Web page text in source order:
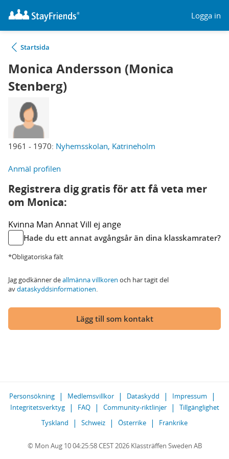
Logga in
Startsida
Monica Andersson (Monica
Stenberg)
1961 - 1970: Nyhemsskolan, Katrineholm
Anmäl profilen
Registrera dig gratis för att få veta mer
om Monica:
Kvinna Man AnnatVill ej ange
Hade du ett annat avgångsår än dina klasskamrater?
*Obligatoriska fält
Jag godkänner deallmänna villkoren och har tagit del
avdataskyddsinformationen.
Lägg till som kontakt
Personsökning Medlemsvillkor Dataskydd
Impressum
Integritetsverktyg
FAQ Community-riktlinjer
Tillgänglighet
Tyskland
Schweiz Österrike Frankrike
© Mon Aug 10 04:25:58 CEST 2026 Klassträffen Sweden AB